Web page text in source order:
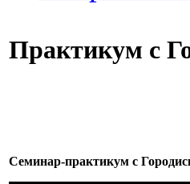
Практикум с
Семинар-практикум с